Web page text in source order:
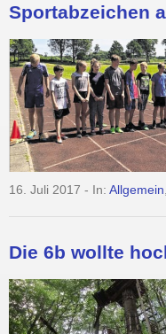
Sportabzeichen
16. Juli 2017 - In: Allgemein
Die 6b wollte